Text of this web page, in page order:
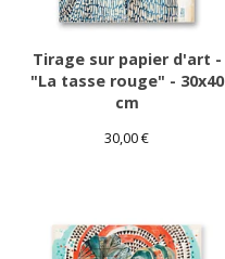
Tirage sur papier d'art -
"La tasse rouge" - 30x40
cm
30,00€